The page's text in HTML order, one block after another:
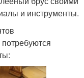
и инструменты.